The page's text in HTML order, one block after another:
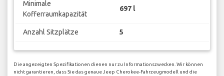
Minimale
Kofferraumkapazität
697 l
Anzahl Sitzplätze 5
Die angezeigten Spezifikationen dienen nur zu Informationszwecken. Wir können
nicht garantieren, dass Sie das genaue Jeep Cherokee-Fahrzeugmodell und die